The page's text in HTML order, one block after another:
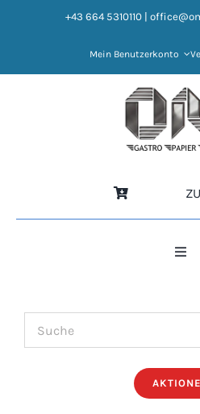
+43 664 5310110
Mein Benutzerkonto